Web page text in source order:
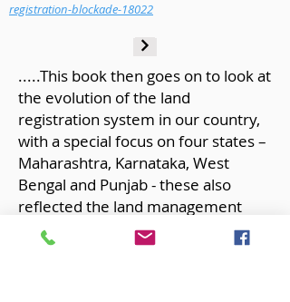
registration-blockade-18022
.....This book then goes on to look at
the evolution of the land
registration system in our country,
with a special focus on four states –
Maharashtra, Karnataka, West
Bengal and Punjab - these also
reflected the land management
systems in vogue during the British
rule, viz Ryotwari, Zamindari and